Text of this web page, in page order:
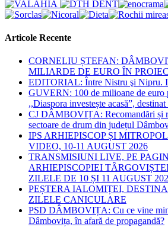
Articole Recente
CORNELIU ȘTEFAN:
MILIARDE DE EURO ÎN
EDITORIAL: Între Nistru şi Nipru.
GUVERN: 100 de milioane de euro
,,Diaspora investește acasă”,
CJ DÂMBOVIȚA: Recomandări și
sectoare de drum din județul
IPS ARHIEPISCOP ȘI
VIDEO, 10-11 AUGUST 2026
TRANSMISIUNI LIVE, PE
ARHIEPISCOPIEI
ZILELE DE 10 ȘI 11 AUGUST
PEȘTERA IALOMIȚEI,
ZILELE CANICULARE
PSD DÂMBOVIȚA: Cu ce vine
Dâmbovița, în afară de propagandă?